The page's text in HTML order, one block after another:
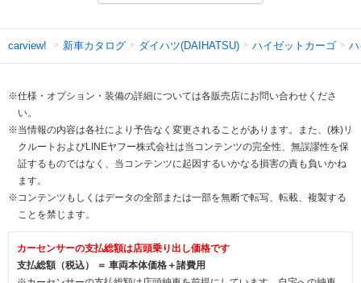
carview! 新車カタログ ダイハツ(DAIHATSU) ハイゼットカーゴ
※仕様・オプション・装備の詳細については各販売店にお問い合わせくださ
い。
※当情報の内容は各社により予告なく変更されることがあります。また、(株)リ
クルートおよびLINEヤフー株式会社は当コンテンツの完全性、無誤謬性を保
証するものではなく、当コンテンツに起因するいかなる損害の責も負いかね
ます。
※コンテンツもしくはデータの全部または一部を無断で転写、転載、複製する
ことを禁じます。
カーセンサーの支払総額は店頭乗り出し価格です
支払総額（税込） ＝ 車両本体価格＋諸費用